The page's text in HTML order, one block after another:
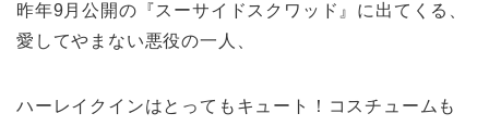
昨年9月公開の『スーサイドスクワッド』に出てくる、
愛してやまない悪役の一人、
ハーレイクインはとってもキュート！コスチュームも